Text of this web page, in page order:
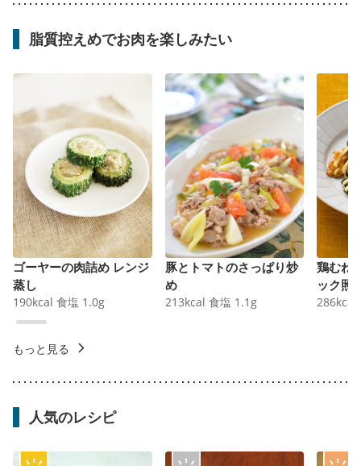
脂質控えめでお肉を楽しみたい
ゴーヤーの肉詰め レンジ
蒸し
190kcal 食塩 1.0g
豚とトマトのさっぱり炒
め
213kcal 食塩 1.1 g
鶏むね
ック照
286kcal
もっと見る
人気のレシピ